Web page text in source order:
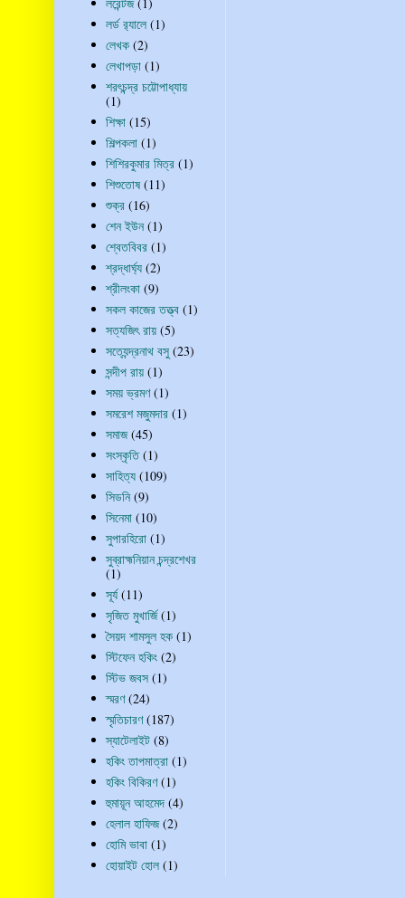
লর্ড র‍্যালে (1)
লেখক (2)
লেখাপড়া (1)
শরৎচন্দ্র চট্টোপাধ্যায়
(1)
শিক্ষা (15)
শিল্পকলা (1)
শিশিরকুমার মিত্র (1)
শিশুতোষ (11)
শুক্র (16)
শেন ইউন (1)
শ্বেতবিবর (1)
শ্রদ্ধার্ঘ্য (2)
শ্রীলংকা (9)
সকল কাজের তত্ত্ব (1)
সত্যজিৎ রায় (5)
সত্যেন্দ্রনাথ বসু (23)
সন্দীপ রায় (1)
সময় ভ্রমণ (1)
সমরেশ মজুমদার (1)
সমাজ (45)
সংস্কৃতি (1)
সাহিত্য (109)
সিডনি (9)
সিনেমা (10)
সুপারহিরো (1)
সুব্রাহ্মনিয়ান চন্দ্রশেখর
(1)
সূর্য (11)
সৃজিত মুখার্জি (1)
সৈয়দ শামসুল হক (1)
স্টিফেন হকিং (2)
স্টিভ জবস (1)
স্মরণ (24)
স্মৃতিচারণ (187)
স্যাটেলাইট (8)
হকিং তাপমাত্রা (1)
হকিং বিকিরণ (1)
হুমায়ূন আহমেদ (4)
হেলাল হাফিজ (2)
হোমি ভাবা (1)
হোয়াইট হোল (1)